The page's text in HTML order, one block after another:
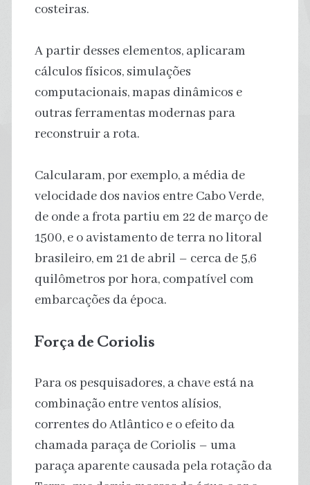
costeiras.
A partir desses elementos, aplicaram
cálculos físicos, simulações
computacionais, mapas dinâmicos e
outras ferramentas modernas para
reconstruir a rota.
Calcularam, por exemplo, a média de
velocidade dos navios entre Cabo Verde,
de onde a frota partiu em 22 de março de
1500, e o avistamento de terra no litoral
brasileiro, em 21 de abril – cerca de 5,6
quilômetros por hora, compatível com
embarcações da época.
Força de Coriolis
Para os pesquisadores, a chave está na
combinação entre ventos alísios,
correntes do Atlântico e o efeito da
chamada paraça de Coriolis – uma
paraça aparente causada pela rotação da